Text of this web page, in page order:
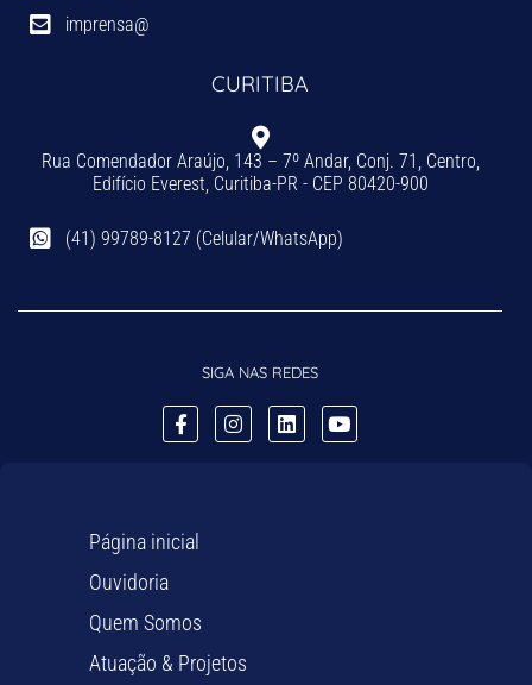
imprensa@
CURITIBA
Rua Comendador Araújo, 143 – 7º Andar, Conj. 71, Centro,
Edifício Everest, Curitiba-PR - CEP 80420-900
(41) 99789-8127 (Celular/WhatsApp)
SIGA NAS REDES
Página inicial
Ouvidoria
Quem Somos
Atuação & Projetos